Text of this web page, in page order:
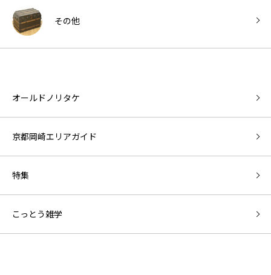
その他
オールドノリタケ
京都岡崎エリアガイド
特集
こっとう雑学